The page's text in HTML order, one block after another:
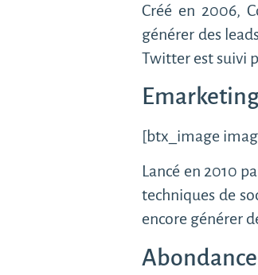
Créé en 2006,
générer des
Twitter est suivi
[btx_image
Lancé en 2010
techniques de
encore générer
Abondance